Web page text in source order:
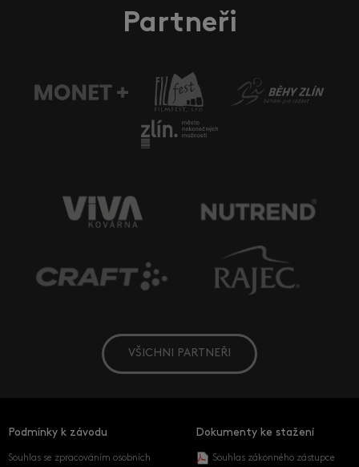
Partneři
VŠICHNI PARTNEŘI
Podmínky k závodu
Souhlas se zpracováním osobních
Dokumenty ke stažení
Souhlas zákonného zástupce